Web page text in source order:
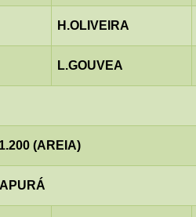
H.OLIVEIRA
L.GOUVEA
(AREIA)